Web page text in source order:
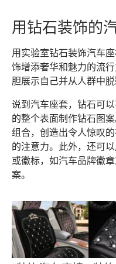
用钻石装饰的
用实验室钻石装饰汽车
饰增添奢华和魅力的流
胆展示自己并从人群中
说到汽车座套，钻石可
的整个表面制作钻石图
组合，创造出令人惊叹
的注意力。此外，还可
或徽标，如汽车品牌徽
案。